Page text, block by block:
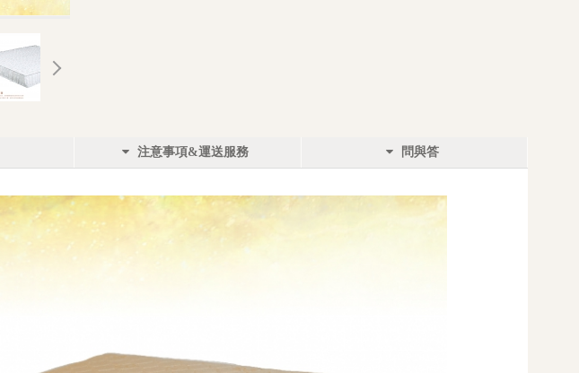
注意事項&運送服務 問與答